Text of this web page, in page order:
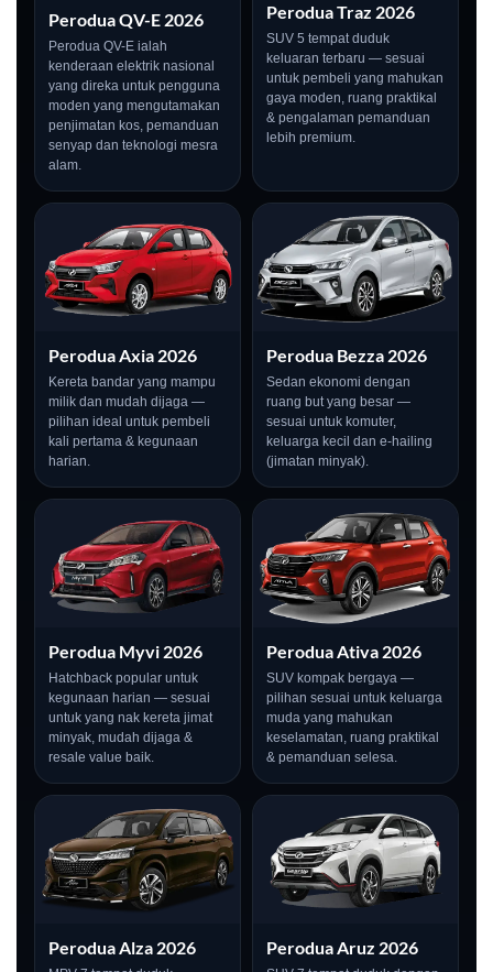
LIVE
Perodua QV-E 2026
Perodua QV-E ialah
kenderaan elektrik nasional
yang direka untuk pengguna
moden yang mengutamakan
penjimatan kos, pemanduan
senyap dan teknologi mesra
alam.
Perodua Traz 2026
SUV 5 tempat duduk
keluaran terbaru — sesuai
untuk pembeli yang mahukan
gaya moden, ruang praktikal
& pengalaman pemanduan
lebih premium.
Perodua Axia 2026
Kereta bandar yang mampu
milik dan mudah dijaga —
pilihan ideal untuk pembeli
kali pertama & kegunaan
harian.
Perodua Bezza 2026
Sedan ekonomi dengan
ruang but yang besar —
sesuai untuk komuter,
keluarga kecil dan e-hailing
(jimatan minyak).
Perodua Myvi 2026
Hatchback popular untuk
kegunaan harian — sesuai
untuk yang nak kereta jimat
minyak, mudah dijaga &
resale value baik.
Perodua Ativa 2026
SUV kompak bergaya —
pilihan sesuai untuk keluarga
muda yang mahukan
keselamatan, ruang praktikal
& pemanduan selesa.
Perodua Alza 2026 Perodua Aruz 2026